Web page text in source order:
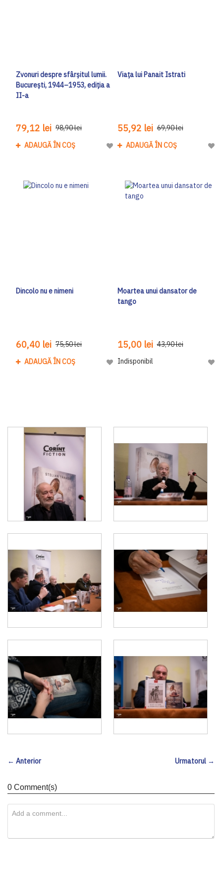
Zvonuri despre sfârșitul lumii.
București, 1944–1953, ediția a
II-a
79,12 lei 98,90 lei
ADAUGĂ ÎN COȘ
Adaugă la Lista de Dorinte
Viața lui Panait Istrati
55,92 lei 69,90 lei
ADAUGĂ ÎN COȘ
Dincolo nu e nimeni
60,40 lei 75,50 lei
ADAUGĂ ÎN COȘ
Adaugă la Lista de Dorinte
Moartea unui dansator de
tango
15,00 lei 43,90 lei
Indisponibil
← Anterior Urmatorul →
0 Comment(s)